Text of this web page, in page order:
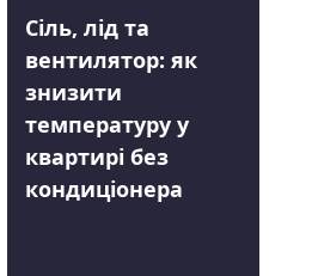
Сіль, лід та
вентилятор: як
знизити
температуру у
квартирі без
кондиціонера